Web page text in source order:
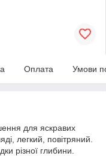
Оплата Умови
для яскравих
легкий, повітряний.
різної глибини.